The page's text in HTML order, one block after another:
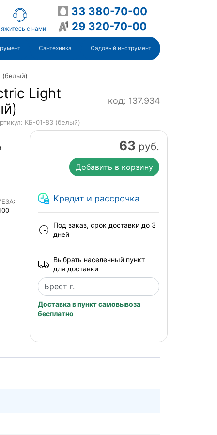
с нами
33 380-70-00
29 320-70-00
Сантехника Садовый инструмент
(белый)
Light
код: 137.934
КБ-01-83 (белый)
:
63 руб.
Добавить в корзину
Кредит и рассрочка
Под заказ, срок доставки до 3
дней
Выбрать населенный пункт
для доставки
Доставка в пункт самовывоза
бесплатно